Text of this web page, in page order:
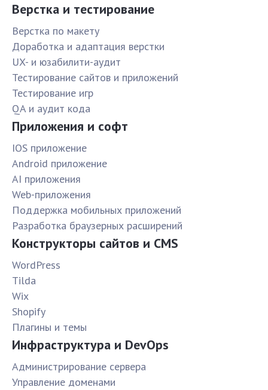
Верстка и тестирование
Верстка по макету
Доработка и адаптация верстки
UX- и юзабилити-аудит
Тестирование сайтов и приложений
Тестирование игр
QA и аудит кода
Приложения и софт
IOS приложение
Android приложение
AI приложения
Web-приложения
Поддержка мобильных приложений
Разработка браузерных расширений
Конструкторы сайтов и CMS
WordPress
Tilda
Wix
Shopify
Плагины и темы
Инфраструктура и DevOps
Администрирование сервера
Управление доменами